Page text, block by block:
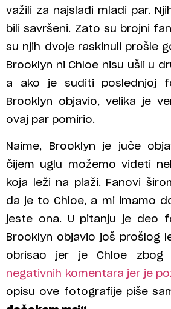
važili za najslađi mladi par.
bili savršeni. Zato su brojni
su njih dvoje raskinuli prošle
Brooklyn ni Chloe nisu ušli u
a ako je suditi poslednjoj
Brooklyn objavio, velika je
ovaj par pomirio.
Naime, Brooklyn je juče
čijem uglu možemo videti
koja leži na plaži. Fanovi
da je to Chloe, a mi imamo
jeste ona. U pitanju je deo
Brooklyn objavio još prošlog
obrisao jer je Chloe zbog
negativnih komentara jer je
opisu ove fotografije piše